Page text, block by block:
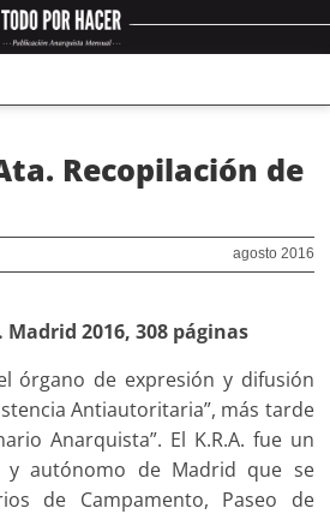
Recopilación de
agosto 2016
2016, 308 páginas
órgano de expresión y difusión
Antiautoritaria”, más tarde
Anarquista”. El K.R.A. fue un
y autónomo de Madrid que se
de Campamento, Paseo de